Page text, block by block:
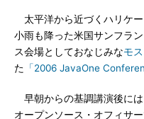
太平洋から近づくハリケ
小雨も降った米国サンフラ
ス会場としておなじみなモ
た 「2006 JavaOne
早朝からの基調講演後に
オープンソース・オフィサ